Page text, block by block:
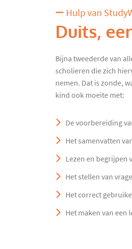
Hulp van
Duits,
Bijna tweederde van
scholieren die zich
nemen. Dat is zonde,
kind ook moeite met:
De voorbereiding
Het samenvatten
Lezen en begrijpen
Het stellen van
Het correct gebruiken
Het maken van een